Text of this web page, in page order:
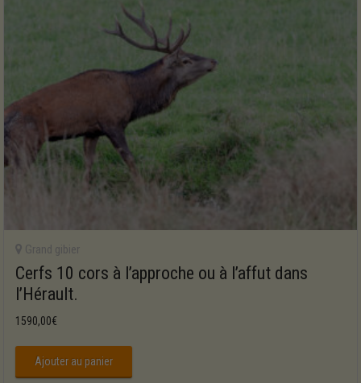
Grand gibier
Cerfs 10 cors à l’approche ou à l’affut dans
l’Hérault.
1590,00€
Ajouter au panier